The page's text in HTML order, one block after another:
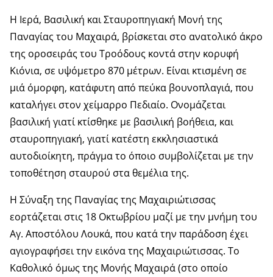
H Ιερά, Βασιλική και Σταυροπηγιακή Μονή της
Παναγίας του Μαχαιρά, βρίσκεται στο ανατολικό άκρο
της οροσειράς του Τροόδους κοντά στην κορυφή
Κιόνια, σε υψόμετρο 870 μέτρων. Είναι κτισμένη σε
μιά όμορφη, κατάφυτη από πεύκα βουνοπλαγιά, που
καταλήγει στον χείμαρρο Πεδιαίο. Ονομάζεται
βασιλική γιατί κτίσθηκε με βασιλική βοήθεια, και
σταυροπηγιακή, γιατί κατέστη εκκλησιαστικά
αυτοδιοίκητη, πράγμα το όποιο συμβολίζεται με την
τοποθέτηση σταυρού στα θεμέλια της.
Η Σύναξη της Παναγίας της Μαχαιριώτισσας
εορτάζεται στις 18 Οκτωβρίου μαζί με την μνήμη του
Αγ. Αποστόλου Λουκά, που κατά την παράδοση έχει
αγιογραφήσει την εικόνα της Μαχαιριώτισσας. Το
Καθολικό όμως της Μονής Μαχαιρά (στο οποίο